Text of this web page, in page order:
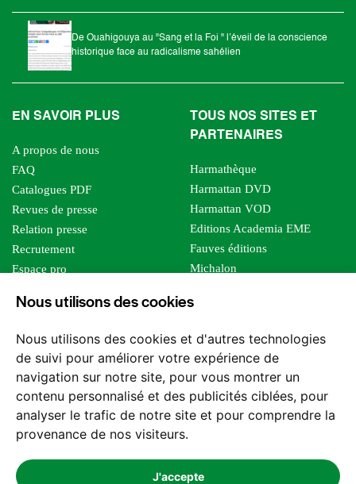
Nous utilisons des cookies
Nous utilisons des cookies et d'autres technologies
de suivi pour améliorer votre expérience de
navigation sur notre site, pour vous montrer un
contenu personnalisé et des publicités ciblées, pour
analyser le trafic de notre site et pour comprendre la
provenance de nos visiteurs.
J'accepte
De Ouahigouya au "Sang et la Foi " l’éveil de la conscience
historique face au radicalisme sahélien
EN SAVOIR PLUS
A propos de nous
FAQ
Catalogues PDF
Revues de presse
Relation presse
Recrutement
Espace pro
Foreign rights
TOUS NOS SITES ET
PARTENAIRES
Harmathèque
Harmattan DVD
Harmattan VOD
Editions Academia EME
Fauves éditions
Michalon
Editions Sutton
Les impliqués
Tous les éditeurs
Nos structures
Nous contacter